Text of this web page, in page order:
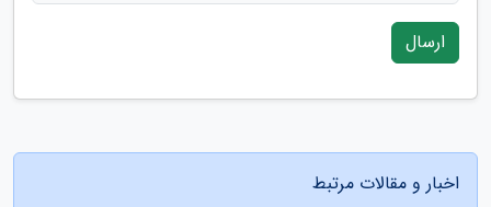
ارسال
اخبار و مقالات مرتبط